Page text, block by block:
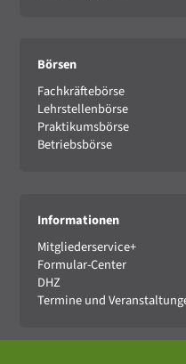
Börsen
Fachkräftebörse
Lehrstellenbörse
Praktikumsbörse
Betriebsbörse
Informationen
Mitgliederservice+
Formular-Center
DHZ
Termine und